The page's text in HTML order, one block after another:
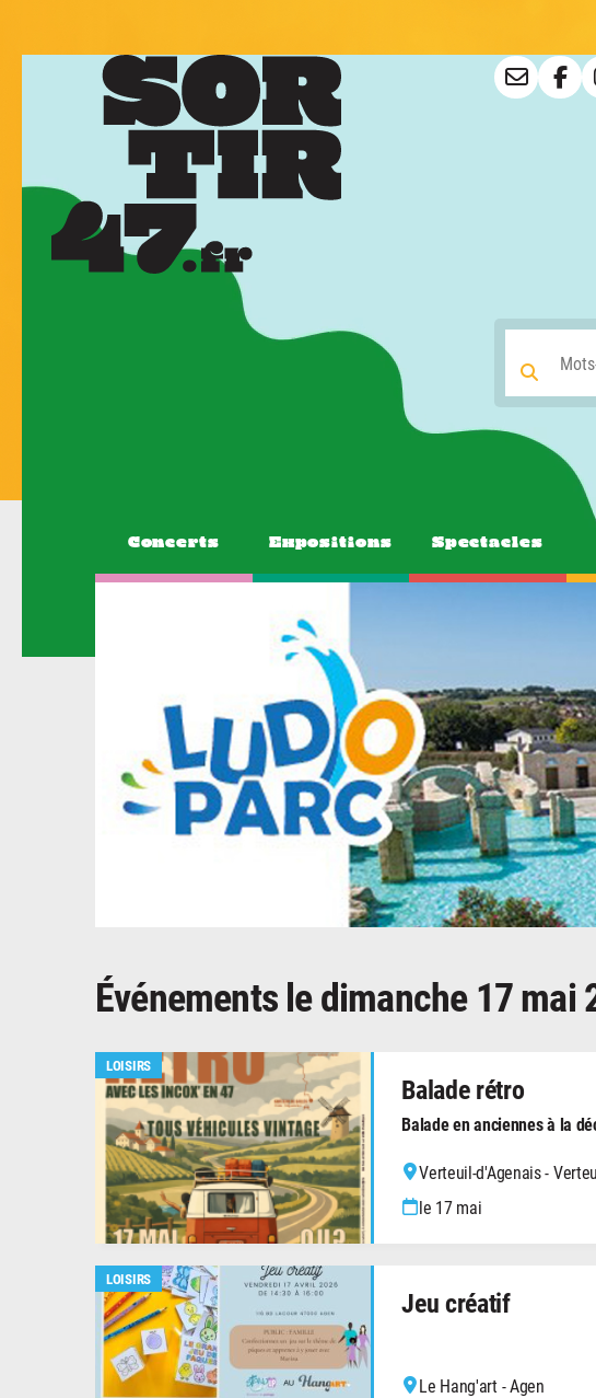
Concerts Expositions Spectacles
Événements le dimanche 17 mai
LOISIRS
Balade rétro
Balade en anciennes à la
Verteuil-d'Agenais -
le 17 mai
LOISIRS
Jeu créatif
Le Hang'art - Agen